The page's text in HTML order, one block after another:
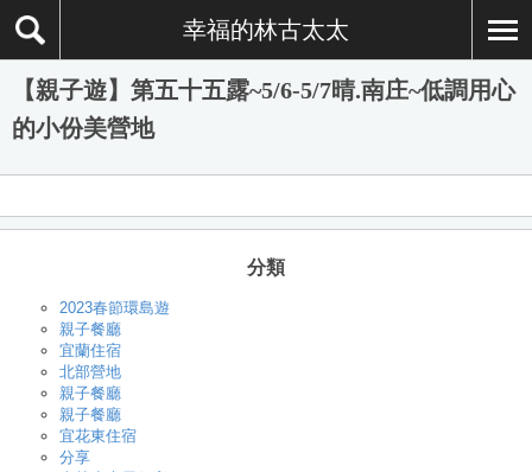
幸福的林古太太
【親子遊】第五十五露~5/6-5/7晴.南庄~低調用心
的小份美營地
分類
2023春節環島遊
親子餐廳
宜蘭住宿
北部營地
親子餐廳
親子餐廳
宜花東住宿
分享